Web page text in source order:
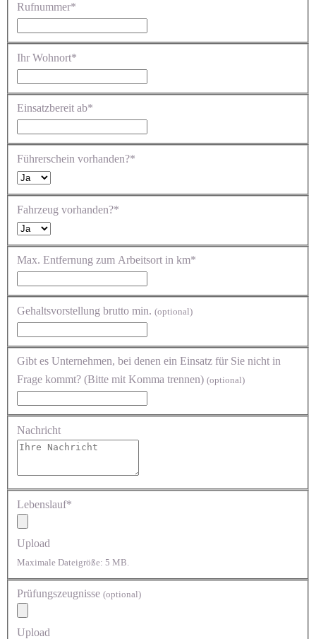
Rufnummer*
Ihr Wohnort*
Einsatzbereit ab*
Führerschein vorhanden?*
Fahrzeug vorhanden?*
Max. Entfernung zum Arbeitsort in km*
Gehaltsvorstellung brutto min. (optional)
Gibt es Unternehmen, bei denen ein Einsatz für Sie nicht in
Frage kommt? (Bitte mit Komma trennen) (optional)
Nachricht
Lebenslauf*
Upload
Maximale Dateigröße: 5 MB.
Prüfungszeugnisse (optional)
Upload